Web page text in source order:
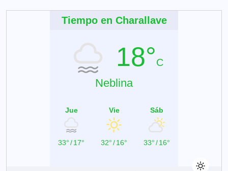
Tiempo en Charallave
18°C
Neblina
Jue
33°/17°
Vie
32°/16°
Sáb
33°/16°